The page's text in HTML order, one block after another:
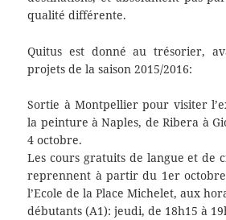
qualité différente.
Quitus est donné au trésorier,
projets de la saison 2015/2016:
Sortie à Montpellier pour visiter
la peinture à Naples, de Ribera à
4 octobre.
Les cours gratuits de langue et de
reprennent à partir du 1er
l’Ecole de la Place Michelet, aux
débutants (A1): jeudi, de 18h15 à